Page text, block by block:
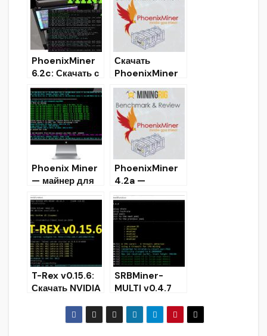
Windows
PhoenixMiner
6.2c: Скачать с
LHR NVIDIA для
Windows &
Linux
Скачать
PhoenixMiner
4.7c (AMD &
NVIDIA GPU
Ethash miner)
Phoenix Miner
— майнер для
алгоритма
Ethash
(Скачать для
Windows)
PhoenixMiner
4.2a —
AMD+NVIDIA
GPUs Miner
(Скачать и
Настроить)
T-Rex v0.15.6:
Скачать NVIDIA
Windows
SRBMiner-
MULTI v0.4.7
GPU Miner
[Скачать для